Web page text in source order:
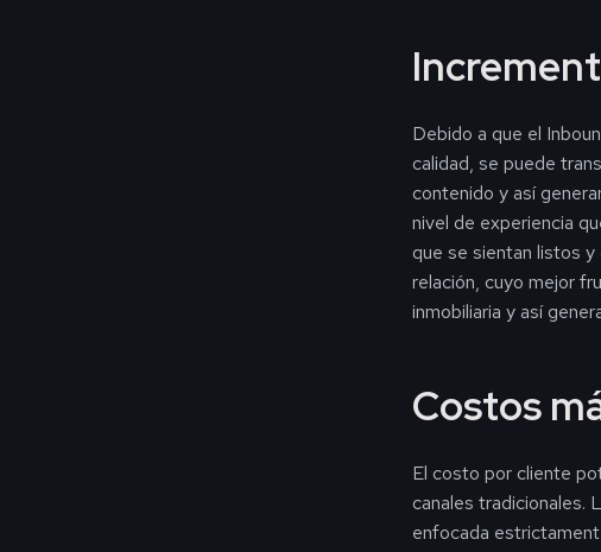
Debido a que el
calidad, se puede
contenido y así
nivel de experiencia
que se sientan listos y
relación, cuyo mejor
inmobiliaria y así
Costos
El costo por cliente
canales tradicionales.
enfocada